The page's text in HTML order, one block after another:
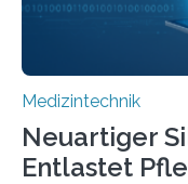
Medizintechnik
Neuartiger
Entlastet